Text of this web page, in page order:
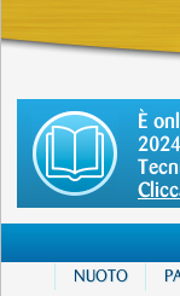
È
NUOTO